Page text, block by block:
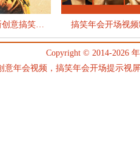
创意搞笑… 搞笑年会开场视
Copyright © 2014-2026
意年会视频，搞笑年会开场提示视